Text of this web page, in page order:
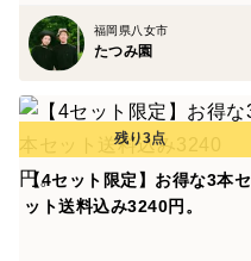
福岡県八女市
たつみ園
【4セット限定】お得な3本セ
ット送料込み3240円。